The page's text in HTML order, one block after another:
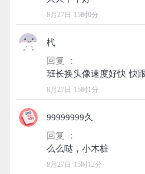
8月27日 15时0分
杙
回复 ：
8月27日 15时1分
99999999久
回复 ：
8月27日 15时12分